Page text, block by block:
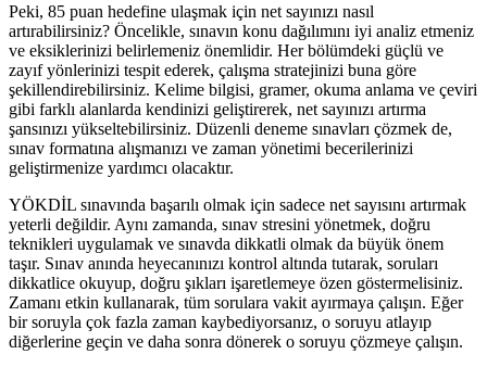
Peki, 85 puan hedefine ulaşmak için net sayınızı nasıl
artırabilirsiniz? Öncelikle, sınavın konu dağılımını iyi analiz etmeniz
ve eksiklerinizi belirlemeniz önemlidir. Her bölümdeki güçlü ve
zayıf yönlerinizi tespit ederek, çalışma stratejinizi buna göre
şekillendirebilirsiniz. Kelime bilgisi, gramer, okuma anlama ve çeviri
gibi farklı alanlarda kendinizi geliştirerek, net sayınızı artırma
şansınızı yükseltebilirsiniz. Düzenli deneme sınavları çözmek de,
sınav formatına alışmanızı ve zaman yönetimi becerilerinizi
geliştirmenize yardımcı olacaktır.
YÖKDİL sınavında başarılı olmak için sadece net sayısını artırmak
yeterli değildir. Aynı zamanda, sınav stresini yönetmek, doğru
teknikleri uygulamak ve sınavda dikkatli olmak da büyük önem
taşır. Sınav anında heyecanınızı kontrol altında tutarak, soruları
dikkatlice okuyup, doğru şıkları işaretlemeye özen göstermelisiniz.
Zamanı etkin kullanarak, tüm sorulara vakit ayırmaya çalışın. Eğer
bir soruyla çok fazla zaman kaybediyorsanız, o soruyu atlayıp
diğerlerine geçin ve daha sonra dönerek o soruyu çözmeye çalışın.